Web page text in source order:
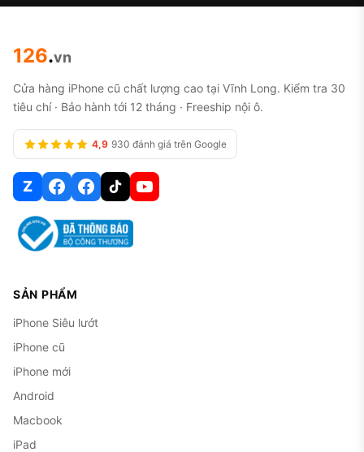
126.vn
Cửa hàng iPhone cũ chất lượng cao tại Vĩnh Long. Kiểm tra 30
tiêu chí · Bảo hành tới 12 tháng · Freeship nội ô.
4,9 930 đánh giá trên Google
Z
SẢN PHẨM
iPhone Siêu lướt
iPhone cũ
iPhone mới
Android
Macbook
iPad